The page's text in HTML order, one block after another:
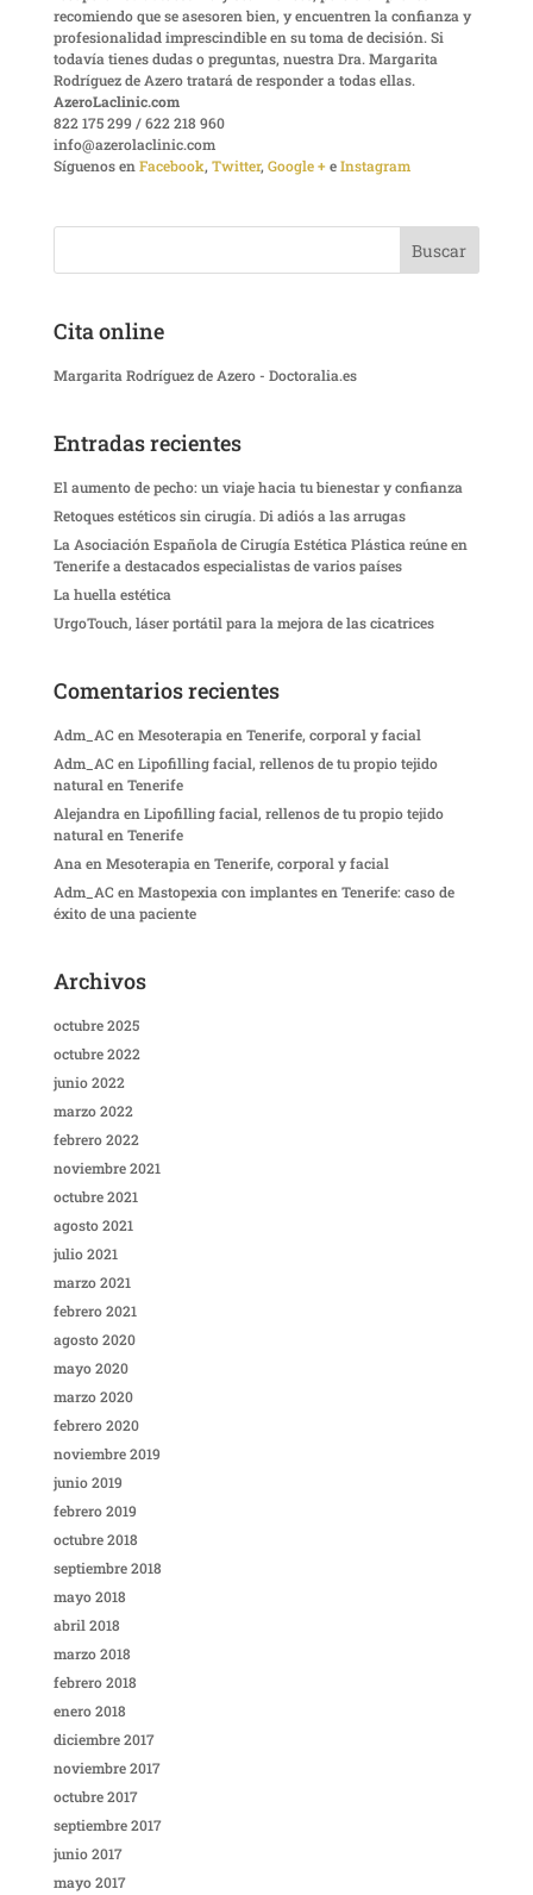
recomiendo que se asesoren bien, y encuentren la confianza y
profesionalidad imprescindible en su toma de decisión. Si
todavía tienes dudas o preguntas, nuestra Dra. Margarita
Rodríguez de Azero tratará de responder a todas ellas.
AzeroLaclinic.com
822 175 299 / 622 218 960
info@azerolaclinic.com
Síguenos en Facebook, Twitter, Google +eInstagram
Cita online
Margarita Rodríguez de Azero - Doctoralia.es
Entradas recientes
El aumento de pecho: un viaje hacia tu bienestar y confianza
Retoques estéticos sin cirugía. Di adiós a las arrugas
La Asociación Española de Cirugía Estética Plástica reúne en
Tenerife a destacados especialistas de varios países
La huella estética
UrgoTouch, láser portátil para la mejora de las cicatrices
Comentarios recientes
Adm_AC en Mesoterapia en Tenerife, corporal y facial
Adm_AC en Lipofilling facial, rellenos de tu propio tejido
natural en Tenerife
Alejandra en Lipofilling facial, rellenos de tu propio tejido
natural en Tenerife
Ana en Mesoterapia en Tenerife, corporal y facial
Adm_AC en Mastopexia con implantes en Tenerife: caso de
éxito de una paciente
Archivos
octubre 2025
octubre 2022
junio 2022
marzo 2022
febrero 2022
noviembre 2021
octubre 2021
agosto 2021
julio 2021
marzo 2021
febrero 2021
agosto 2020
mayo 2020
marzo 2020
febrero 2020
noviembre 2019
junio 2019
febrero 2019
octubre 2018
septiembre 2018
mayo 2018
abril 2018
marzo 2018
febrero 2018
enero 2018
diciembre 2017
noviembre 2017
octubre 2017
septiembre 2017
junio 2017
mayo 2017